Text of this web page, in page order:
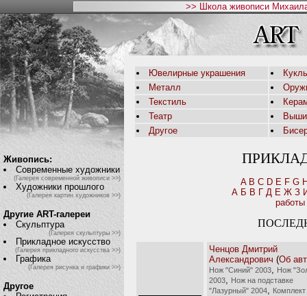
>> Школа живописи
Живопись:
Современные художники
(Галерея современной живописи >>)
Художники прошлого
(Галерея картин художников >>)
Другие ART-галереи
Скульптура
(Галерея скульптуры >>)
Прикладное искусство
(Галерея прикладного искусства >>)
Графика
(Галерея рисунка и графики >>)
Другое
Ювелирные украшения
Металл
Текстиль
Театр
Другое
A B C D E F G
А Б В Г Д Е Ж З
работы
Ченцов Дмитрий
Александрович (Об
Нож "Синий" 2003
Нож
2003
Нож на подставке
"Лазурный" 2004
Комплект